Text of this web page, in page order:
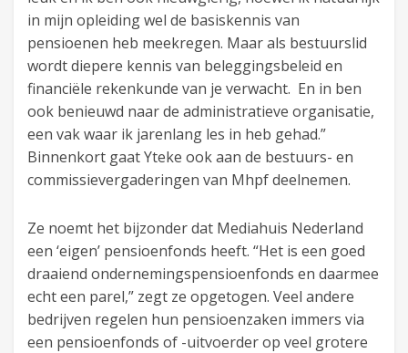
in mijn opleiding wel de basiskennis van
pensioenen heb meekregen. Maar als bestuurslid
wordt diepere kennis van beleggingsbeleid en
financiële rekenkunde van je verwacht. En in ben
ook benieuwd naar de administratieve organisatie,
een vak waar ik jarenlang les in heb gehad.”
Binnenkort gaat Yteke ook aan de bestuurs- en
commissievergaderingen van Mhpf deelnemen.
Ze noemt het bijzonder dat Mediahuis Nederland
een ‘eigen’ pensioenfonds heeft. “Het is een goed
draaiend ondernemingspensioenfonds en daarmee
echt een parel,” zegt ze opgetogen. Veel andere
bedrijven regelen hun pensioenzaken immers via
een pensioenfonds of -uitvoerder op veel grotere